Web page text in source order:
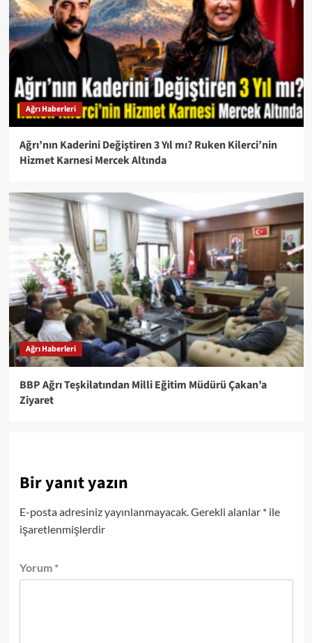
Ağrı Haberleri
Ağrı’nın Kaderini Değiştiren 3 Yıl mı? Ruken Kilerci’nin
Hizmet Karnesi Mercek Altında
Ağrı Haberleri
BBP Ağrı Teşkilatından Milli Eğitim Müdürü Çakan’a
Ziyaret
Bir yanıt yazın
E-posta adresiniz yayınlanmayacak.Gerekli alanlar *ile
işaretlenmişlerdir
Yorum *